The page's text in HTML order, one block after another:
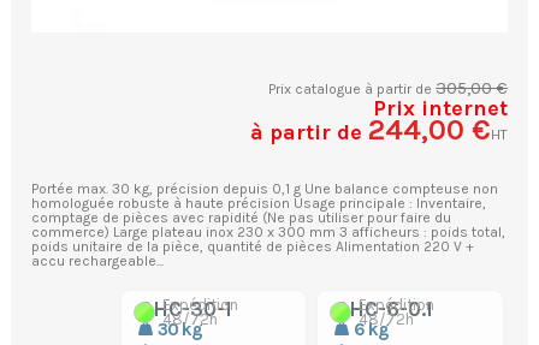
Prix catalogue à partir de305,00 €
Prix internet
à partir de 244,00 €HT
Portée max. 30 kg, précision depuis 0,1 g Une balance compteuse non
homologuée robuste à haute précision Usage principale : Inventaire,
comptage de pièces avec rapidité (Ne pas utiliser pour faire du
commerce) Large plateau inox 230 x 300 mm 3 afficheurs : poids total,
poids unitaire de la pièce, quantité de pièces Alimentation 220 V +
accu rechargeable...
QHC-30-1
30 kg
Expédition
48/72h
QHC-6-0.1
6 kg
Expédition
48/72h